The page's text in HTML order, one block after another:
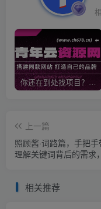
你还在到处找项目？还在当韭菜？我靠卖项目一个月收入5万+，曾经我也是个失败者。
上一篇
照顾酱·词路篇，手把
理解关键词背后的需求
相关推荐